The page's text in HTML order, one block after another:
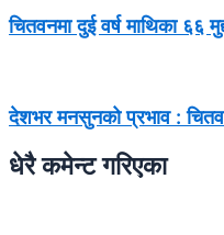
चितवनमा दुई वर्ष माथिका ६६
देशभर मनसुनको प्रभाव :
धेरै कमेन्ट गरिएका